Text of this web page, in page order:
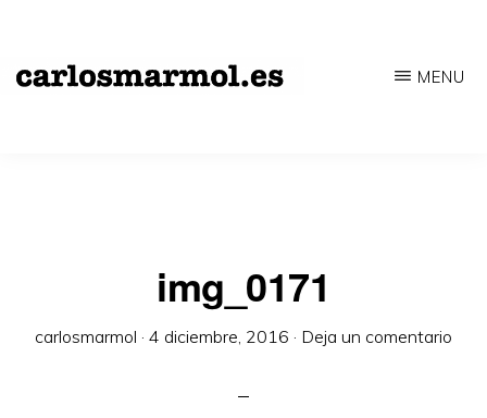
contenido
Edición
MENU
img_0171
carlosmarmol · 4 diciembre, 2016 · Deja un comentario